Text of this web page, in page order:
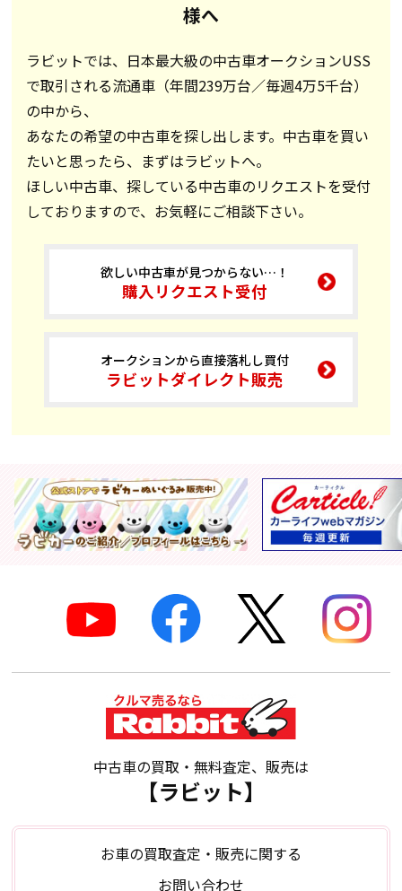
様へ
ラビットでは、日本最大級の中古車オークションUSS
で取引される流通車（年間239万台／毎週4万5千台）
の中から、
あなたの希望の中古車を探し出します。中古車を買い
たいと思ったら、まずはラビットへ。
ほしい中古車、探している中古車のリクエストを受付
しておりますので、お気軽にご相談下さい。
欲しい中古車が見つからない…！
購入リクエスト受付
オークションから直接落札し買付
ラビットダイレクト販売
中古車の買取・無料査定、販売は
【ラビット】
お車の買取査定・販売に関する
お問い合わせ